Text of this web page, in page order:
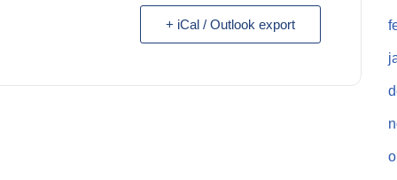
+ iCal / Outlook export